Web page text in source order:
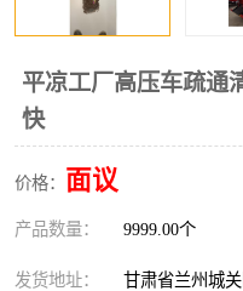
平凉工厂高压车疏通
快
价格： 面议
产品数量： 9999.00个
发货地址： 甘肃省兰州城